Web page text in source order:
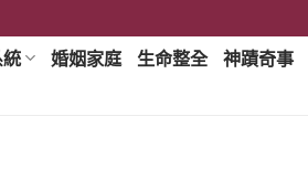
婚姻家庭 生命整全 神蹟奇事